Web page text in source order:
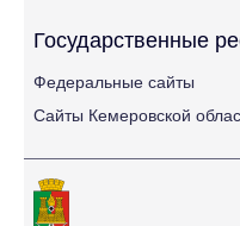
Государственные
Федеральные сайты
Сайты Кемеровской